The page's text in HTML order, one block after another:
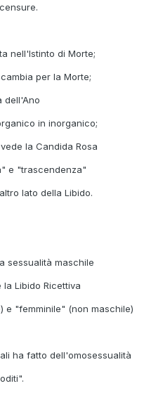
nell'Istinto di Morte;
per la Morte;
dell'Ano
in inorganico;
la Candida Rosa
e "trascendenza"
lato della Libido.
sessualità maschile
Libido Ricettiva
e "femminile" (non maschile)
ha fatto dell'omosessualità